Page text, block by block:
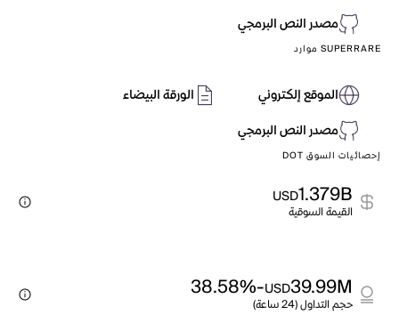
مصدر النص البرمجي
SUPERRARE موارد
الموقع إلكتروني
الورقة البيضاء
مصدر النص البرمجي
إحصائيات السوق DOT
1.379B
USD
القيمة السوقية
39.99M
USD
-38.58%
حجم التداول (24 ساعة)